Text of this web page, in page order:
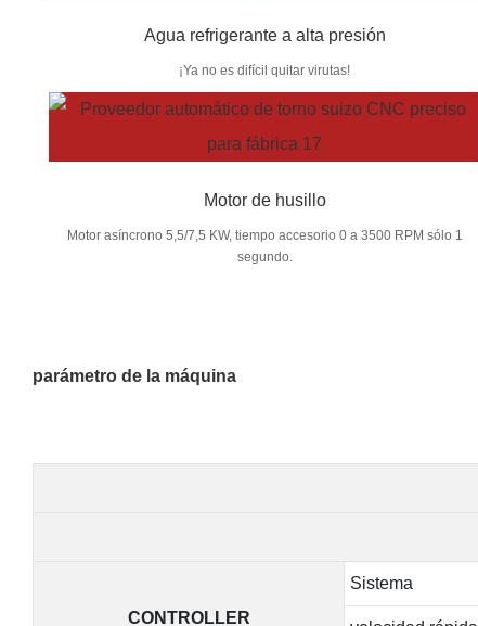
Agua refrigerante a alta presión
¡Ya no es difícil quitar virutas!
Motor de husillo
Motor asíncrono 5,5/7,5 KW, tiempo accesorio 0 a 3500 RPM sólo 1
segundo.
parámetro de la máquina
CONTROLLER
Sistema